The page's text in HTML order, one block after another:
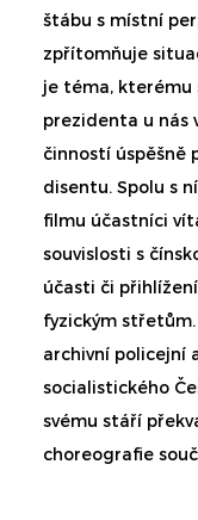
štábu s místní
zpřítomňuje
je téma, kterému
prezidenta u nás
činností úspěšně
disentu. Spolu s
filmu účastníci
souvislosti s
účasti či
fyzickým
archivní policejní
socialistického
svému stáří
choreografie